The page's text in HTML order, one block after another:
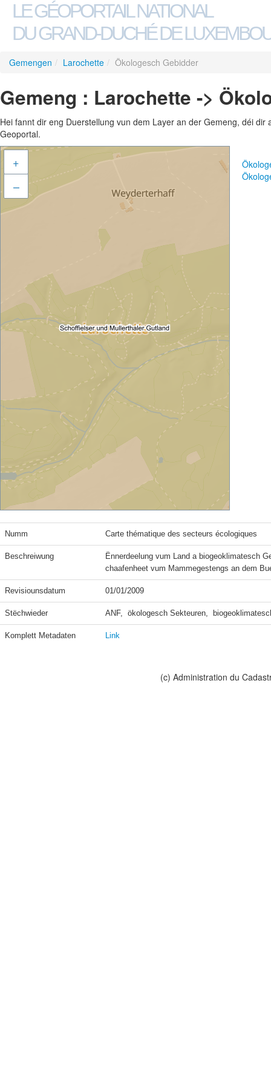
LE GÉOPORTAIL NATIONAL
DU GRAND-DUCHÉ DE
Gemengen / Larochette / Ökologesch Gebidder
Gemeng : Larochette ->
Hei fannt dir eng Duerstellung vun dem Layer an der Gemeng, déi
Geoportal.
+
–
Numm Carte thématique des secteurs écologiques
Beschreiwung
Ënnerdeelung vum Land a biogeoklimatesch
chaafenheet vum Mammegestengs an dem
Revisiounsdatum 01/01/2009
Stëchwieder ANF,  ökologesch Sekteuren,
Komplett Metadaten Link
(c) Administration du